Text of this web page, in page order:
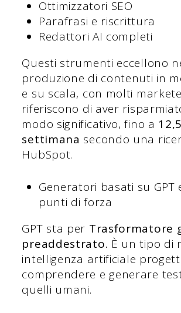
Ottimizzatori SEO
Parafrasi e riscrittura
Redattori AI completi
Questi strumenti eccellono
produzione di contenuti in
e su scala, con molti
riferiscono di aver
modo significativo, fino a
settimana secondo una
HubSpot.
Generatori basati su GPT
punti di forza
GPT sta per Trasformatore
preaddestrato. È un tipo di
intelligenza artificiale
comprendere e generare
quelli umani.